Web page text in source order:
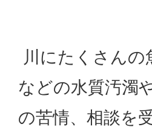
川にたくさん
などの水質汚濁
の苦情、相談を